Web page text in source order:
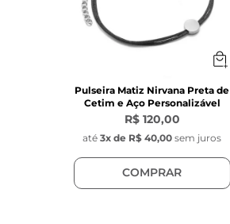
Pulseira Matiz Nirvana Preta de
Cetim e Aço Personalizável
R$ 120,00
até 3x de R$ 40,00 sem juros
COMPRAR